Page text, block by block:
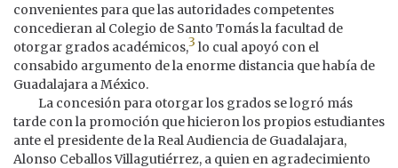
convenientes para que las autoridades competentes
concedieran al Colegio de Santo Tomás la facultad de
otorgar grados académicos,3 lo cual apoyó con el
consabido argumento de la enorme distancia que había de
Guadalajara a México.
La concesión para otorgar los grados se logró más
tarde con la promoción que hicieron los propios estudiantes
ante el presidente de la Real Audiencia de Guadalajara,
Alonso Ceballos Villagutiérrez, a quien en agradecimiento